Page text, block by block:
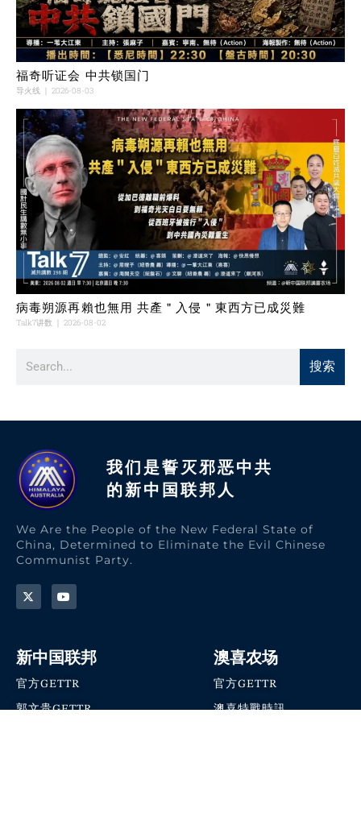
福奇听证会 中共锁国门
导火线 2026-08-03
病毒朔源再賴也無用 共產＂入侵＂東西方已成災難
Talk7讲数 2026-08-02
搜索
我们是誓灭邪恶中共
的新中国联邦人​
We Are the People of the New Federal State of
China, Determined to Eliminate the Evil Chinese
Communist Party.
新中国联邦
官方GETTR
郭文贵GETTR
澳喜农场
官方GETTR
澳喜特戰時訊